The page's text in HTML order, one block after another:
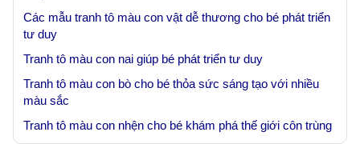
Các mẫu tranh tô màu con vật dễ thương cho bé phát triển
tư duy
Tranh tô màu con nai giúp bé phát triển tư duy
Tranh tô màu con bò cho bé thỏa sức sáng tạo với nhiều
màu sắc
Tranh tô màu con nhện cho bé khám phá thế giới côn trùng